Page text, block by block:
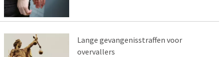
Lange gevangenisstraffen voor
overvallers